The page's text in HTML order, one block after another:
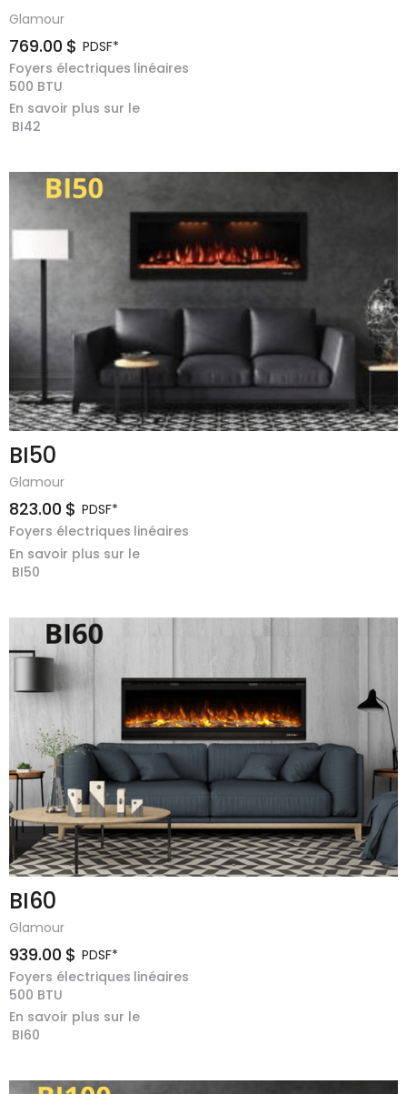
Glamour
769.00 $ PDSF*
Foyers électriques linéaires
500 BTU
En savoir plus sur le
BI42
BI50
Glamour
823.00 $ PDSF*
Foyers électriques linéaires
En savoir plus sur le
BI50
BI60
Glamour
939.00 $ PDSF*
Foyers électriques linéaires
500 BTU
En savoir plus sur le
BI60